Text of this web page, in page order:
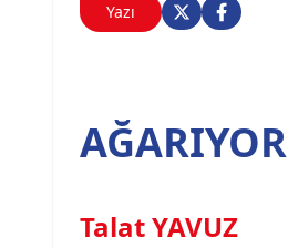
Yazı
AĞARIYOR
Talat YAVUZ